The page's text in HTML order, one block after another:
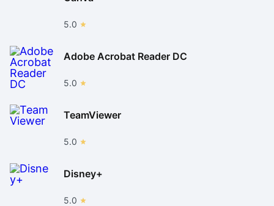
5.0
Adobe Acrobat Reader DC
5.0
TeamViewer
5.0
Disney+
5.0